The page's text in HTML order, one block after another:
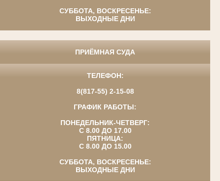
СУББОТА, ВОСКРЕСЕНЬЕ:
ВЫХОДНЫЕ ДНИ
ПРИЁМНАЯ СУДА
ТЕЛЕФОН:
8(817-55) 2-15-08
ГРАФИК РАБОТЫ:
ПОНЕДЕЛЬНИК-ЧЕТВЕРГ:
С 8.00 ДО 17.00
ПЯТНИЦА:
С 8.00 ДО 15.00
СУББОТА, ВОСКРЕСЕНЬЕ:
ВЫХОДНЫЕ ДНИ